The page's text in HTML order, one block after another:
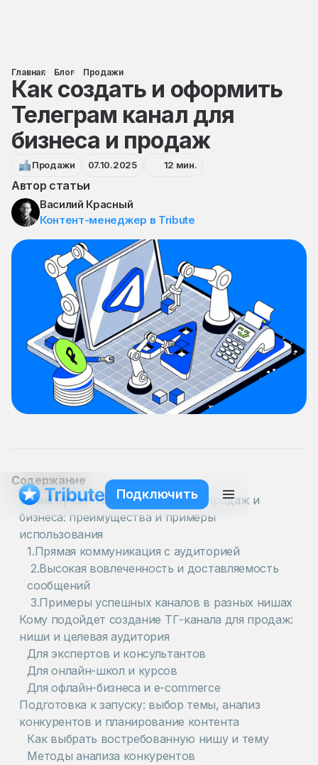
Главная Блог Продажи
Как создать и оформить
Телеграм канал для
бизнеса и продаж
Продажи 07.10.2025 12 мин.
Автор статьи
Василий Красный
Контент-менеджер в Tribute
Подключить
Содержание
Зачем нужен Телеграм канал для продаж и
бизнеса: преимущества и примеры
использования
1.Прямая коммуникация с аудиторией
2.Высокая вовлеченность и доставляемость
сообщений
3.Примеры успешных каналов в разных нишах
Кому подойдет создание ТГ-канала для продаж:
ниши и целевая аудитория
Для экспертов и консультантов
Для онлайн-школ и курсов
Для офлайн-бизнеса и e-commerce
Подготовка к запуску: выбор темы, анализ
конкурентов и планирование контента
Как выбрать востребованную нишу и тему
Методы анализа конкурентов